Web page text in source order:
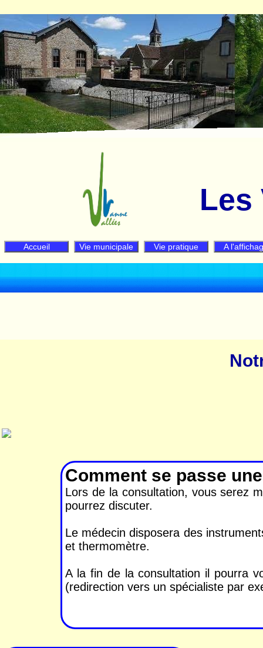
Les
Accueil Vie municipale Vie pratique A
Comment se passe
Lors de la consultation, vous serez
pourrez discuter.
Le médecin disposera des
et thermomètre.
A la fin de la consultation il pourra
(redirection vers un spécialiste par